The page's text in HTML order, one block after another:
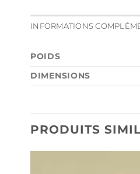
INFORMATIONS
POIDS
DIMENSIONS
PRODUITS